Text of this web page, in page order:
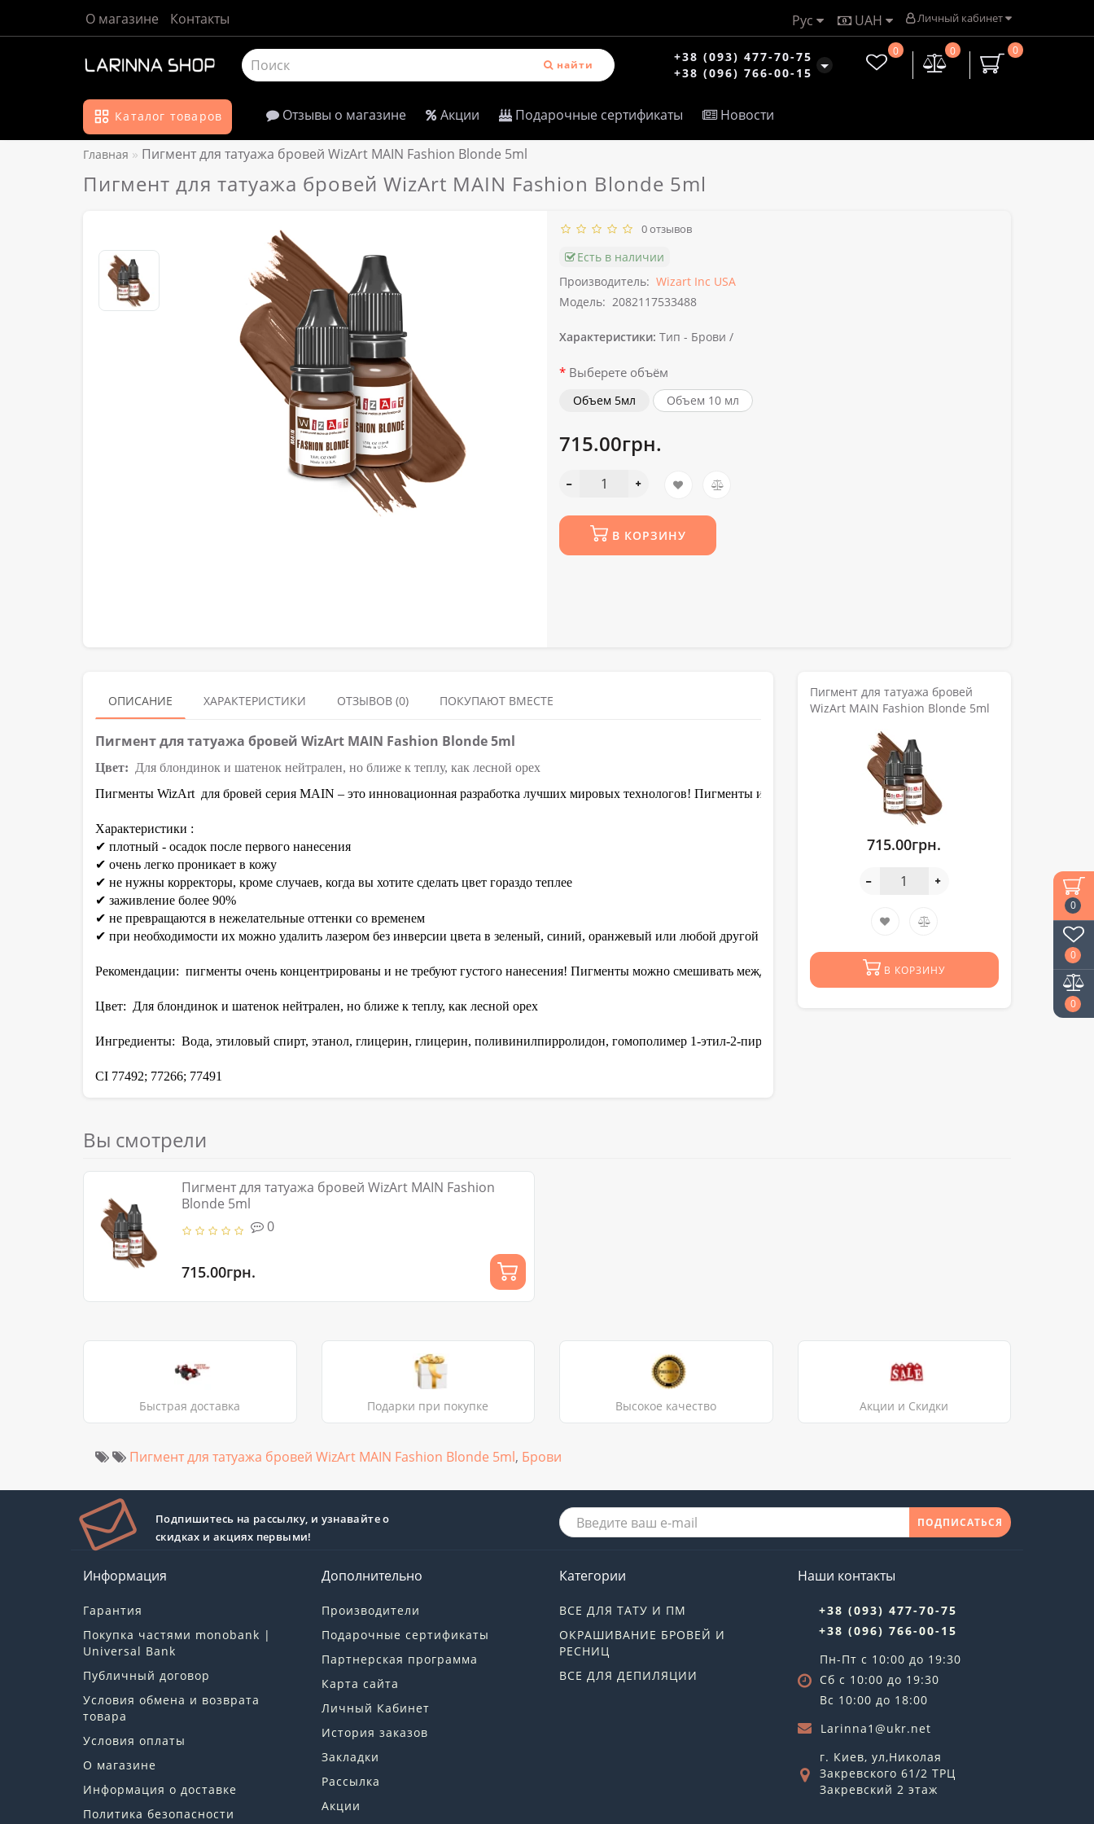
0
0
0
Личный кабинет
UAH
Рус
О магазине Контакты
найти
+38 (093) 477-70-75
+38 (096) 766-00-15
0
0
0
Каталог товаров Отзывы о магазине Акции Подарочные сертификаты Новости
Главная Пигмент для татуажа бровей WizArt MAIN Fashion Blonde 5ml
Пигмент для татуажа бровей WizArt MAIN Fashion Blonde 5ml
0 отзывов
Есть в наличии
Производитель: Wizart Inc USA
Модель: 2082117533488
Характеристики: Тип - Брови /
Выберете объём
Объем 5мл Объем 10 мл
715.00грн.
В КОРЗИНУ
ОПИСАНИЕ ХАРАКТЕРИСТИКИ ОТЗЫВОВ (0) ПОКУПАЮТ ВМЕСТЕ
Пигмент для татуажа бровей WizArt MAIN Fashion Blonde 5ml
Цвет:
Для блондинок и шатенок нейтрален, но ближе к теплу, как лесной орех
Пигменты WizArt для бровей серия MAIN – это инновационная разработка лучших мировых технологов! Пигменты изготовлены из высококачественных материалов,
Характеристики :
✔ плотный - осадок после первого нанесения
✔ очень легко проникает в кожу
✔ не нужны корректоры, кроме случаев, когда вы хотите сделать цвет гораздо теплее
✔ заживление более 90%
✔ не превращаются в нежелательные оттенки со временем
✔ при необходимости их можно удалить лазером без инверсии цвета в зеленый, синий, оранжевый или любой другой нежелательный цвет.
Рекомендации: пигменты очень концентрированы и не требуют густого нанесения! Пигменты можно смешивать между собой, а также с пигментами других серий. Если вы
Цвет: Для блондинок и шатенок нейтрален, но ближе к теплу, как лесной орех
Ингредиенты: Вода, этиловый спирт, этанол, глицерин, глицерин, поливинилпирролидон, гомополимер 1-этил-2-пирролидинона, вода гамамелиса, пропандиол.
CI 77492; 77266; ​​77491
Пигмент для татуажа бровей
WizArt MAIN Fashion Blonde 5ml
715.00грн.
В КОРЗИНУ
Вы смотрели
Пигмент для татуажа бровей WizArt MAIN Fashion
Blonde 5ml
0
715.00грн.
Быстрая доставка Подарки при покупке Высокое качество Акции и Скидки
Пигмент для татуажа бровей WizArt MAIN Fashion Blonde 5ml, Брови
Подпишитесь на рассылку, и узнавайте о
скидках и акциях первыми!
ПОДПИСАТЬСЯ
Информация
Гарантия
Покупка частями monobank |
Universal Bank
Публичный договор
Условия обмена и возврата
товара
Условия оплаты
О магазине
Информация о доставке
Политика безопасности
Дополнительно
Производители
Подарочные сертификаты
Партнерская программа
Карта сайта
Личный Кабинет
История заказов
Закладки
Рассылка
Акции
Категории
ВСЕ ДЛЯ ТАТУ И ПМ
ОКРАШИВАНИЕ БРОВЕЙ И
РЕСНИЦ
ВСЕ ДЛЯ ДЕПИЛЯЦИИ
Наши контакты
+38 (093) 477-70-75
+38 (096) 766-00-15
Пн-Пт с 10:00 до 19:30
Сб с 10:00 до 19:30
Вс 10:00 до 18:00
Larinna1@ukr.net
г. Киев, ул,Николая
Закревского 61/2 ТРЦ
Закревский 2 этаж